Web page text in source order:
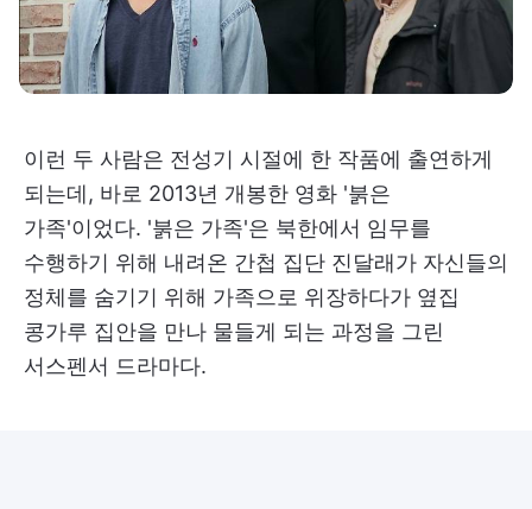
이런 두 사람은 전성기 시절에 한 작품에 출연하게
되는데, 바로 2013년 개봉한 영화 '붉은
가족'이었다. '붉은 가족'은 북한에서 임무를
수행하기 위해 내려온 간첩 집단 진달래가 자신들의
정체를 숨기기 위해 가족으로 위장하다가 옆집
콩가루 집안을 만나 물들게 되는 과정을 그린
서스펜서 드라마다.